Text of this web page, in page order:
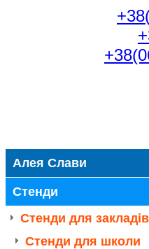
Алея Слави
Стенди
Стенди для
Стенди для школи